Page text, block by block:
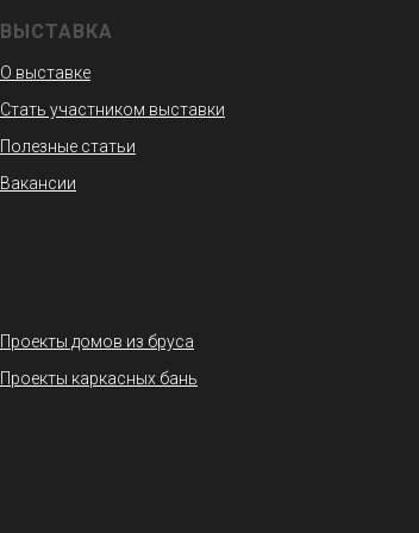
ВЫСТАВКА
О выставке
Стать участником выставки
Полезные статьи
Вакансии
Проекты домов из бруса
Проекты каркасных бань